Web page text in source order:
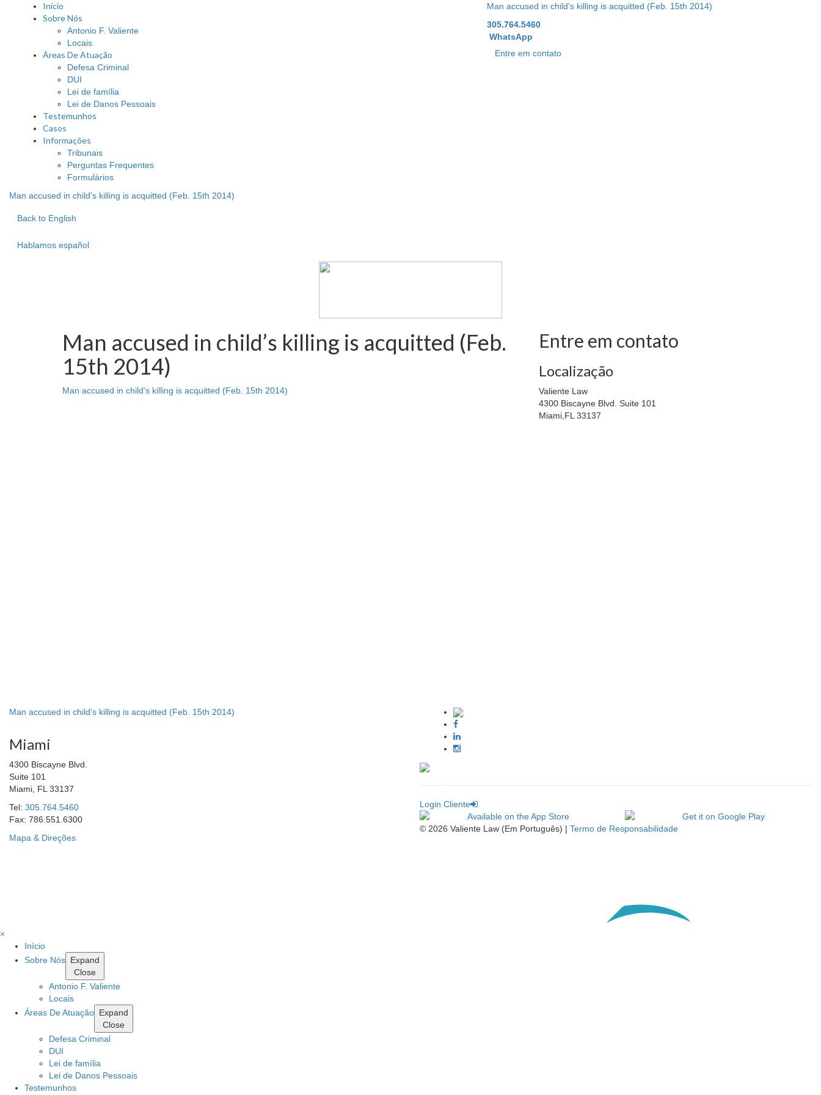
Início
Sobre Nós
Antonio F. Valiente
Locais
Áreas De Atuação
Defesa Criminal
DUI
Lei de família
Lei de Danos Pessoais
Testemunhos
Casos
Informações
Tribunais
Perguntas Frequentes
Formulários
Man accused in child's killing is acquitted (Feb. 15th 2014)
305.764.5460
WhatsApp
Entre em contato
Man accused in child's killing is acquitted (Feb. 15th 2014)
Back to English
Hablamos español
Man accused in child’s killing is acquitted (Feb.
15th 2014)
Man accused in child's killing is acquitted (Feb. 15th 2014)
Entre em contato
Localização
Valiente Law
4300 Biscayne Blvd. Suite 101
Miami,FL 33137
Man accused in child's killing is acquitted (Feb. 15th 2014)
Miami
4300 Biscayne Blvd.
Suite 101
Miami, FL 33137
Tel: 305.764.5460
Fax: 786.551.6300
Mapa & Direções
Login Cliente
© 2026 Valiente Law (Em Português) | Termo de Responsabilidade
×
Início
Sobre Nós Expand
Close
Antonio F. Valiente
Locais
Áreas De Atuação Expand
Close
Defesa Criminal
DUI
Lei de família
Lei de Danos Pessoais
Testemunhos